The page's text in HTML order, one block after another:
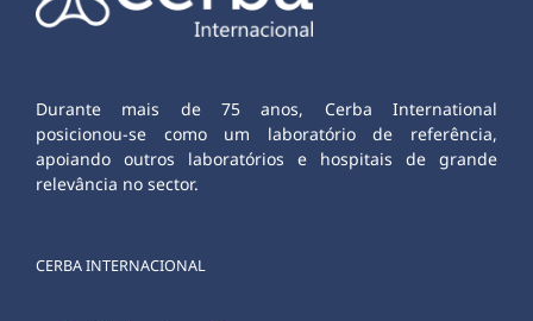
Durante mais de 75 anos, Cerba International
posicionou-se como um laboratório de referência,
apoiando outros laboratórios e hospitais de grande
relevância no sector.
CERBA INTERNACIONAL